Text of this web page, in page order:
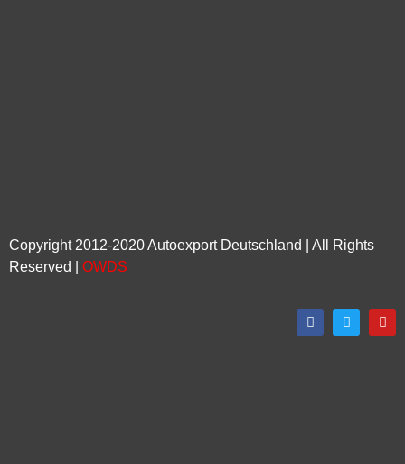
Copyright 2012-2020 Autoexport Deutschland | All Rights
Reserved | OWDS